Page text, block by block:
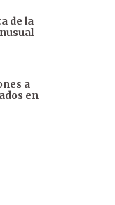
de la
a
en